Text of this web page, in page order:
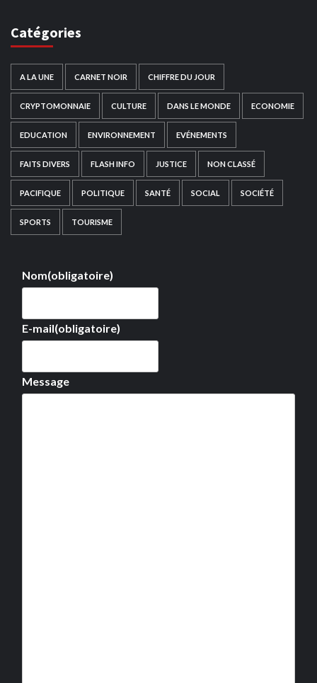
Catégories
A LA UNE CARNET NOIR CHIFFRE DU JOUR
CRYPTOMONNAIE CULTURE DANS LE MONDE ECONOMIE
EDUCATION ENVIRONNEMENT EVÉNEMENTS
FAITS DIVERS FLASH INFO JUSTICE NON CLASSÉ
PACIFIQUE POLITIQUE SANTÉ SOCIAL SOCIÉTÉ
SPORTS TOURISME
Nom(obligatoire)
E-mail(obligatoire)
Message